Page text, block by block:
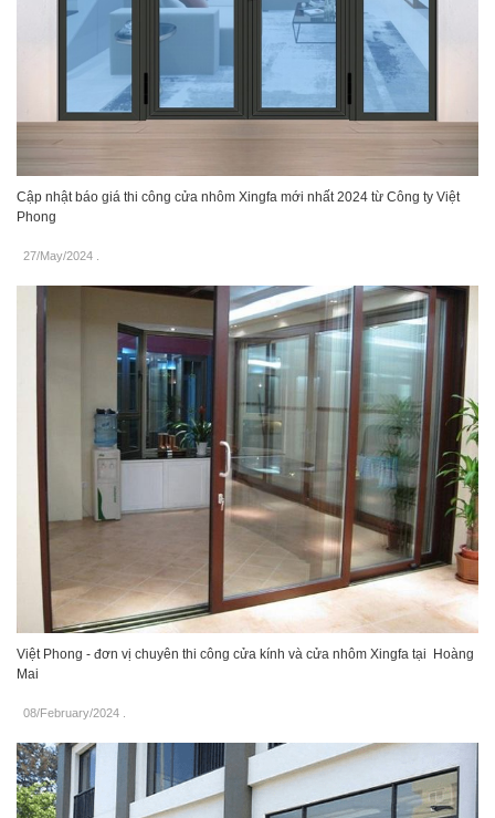
Cập nhật báo giá thi công cửa nhôm Xingfa mới nhất 2024 từ Công ty Việt
Phong
27/May/2024
Việt Phong - đơn vị chuyên thi công cửa kính và cửa nhôm Xingfa tại Hoàng
Mai
08/February/2024